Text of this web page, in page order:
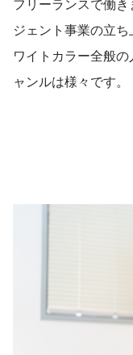
ジェント事業の立
ワイトカラー全般
ャンルは様々です。